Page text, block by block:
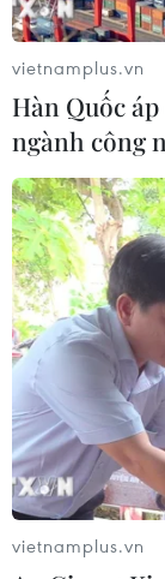
Hơn 14.000
huyết, 3 ca
09/04/2018 11:56
Trong tuần
sốt xuất huyết,
đó số trường
vietnamplus.vn
Hàn Quốc
ngành công
vietnamplus.vn